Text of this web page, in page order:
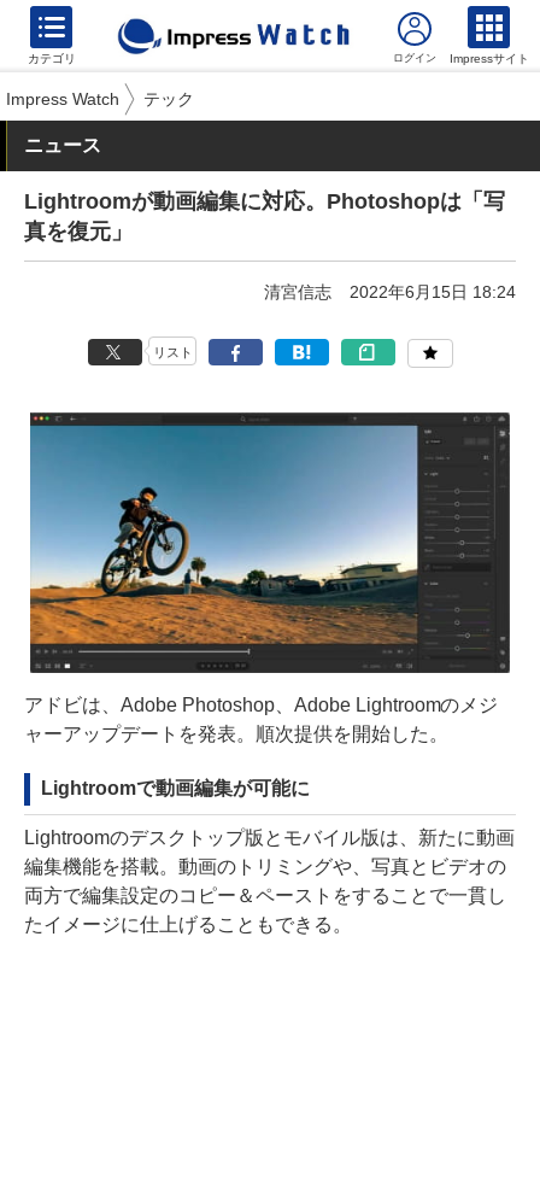
カテゴリ Impressサイト
Impress Watch テック
ニュース
Lightroomが動画編集に対応。Photoshopは「写
真を復元」
清宮信志 2022年6月15日 18:24
リスト
アドビは、Adobe Photoshop、Adobe Lightroomのメジ
ャーアップデートを発表。順次提供を開始した。
Lightroomで動画編集が可能に
Lightroomのデスクトップ版とモバイル版は、新たに動画
編集機能を搭載。動画のトリミングや、写真とビデオの
両方で編集設定のコピー＆ペーストをすることで一貫し
たイメージに仕上げることもできる。